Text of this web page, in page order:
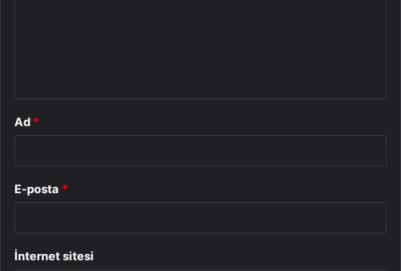
Ad *
E-posta *
İnternet sitesi